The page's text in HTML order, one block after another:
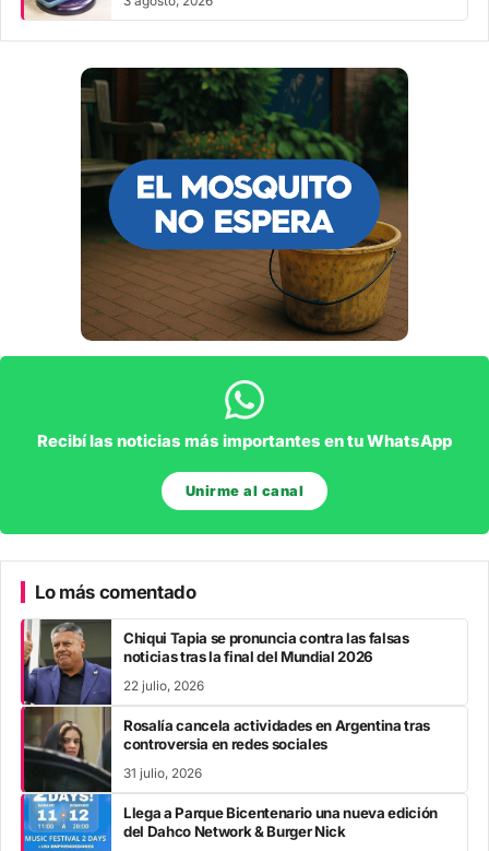
Recibí las noticias más importantes en tu WhatsApp
Unirme al canal
Lo más comentado
Chiqui Tapia se pronuncia contra las falsas
noticias tras la final del Mundial 2026
22 julio, 2026
Rosalía cancela actividades en Argentina tras
controversia en redes sociales
31 julio, 2026
Llega a Parque Bicentenario una nueva edición
del Dahco Network & Burger Nick